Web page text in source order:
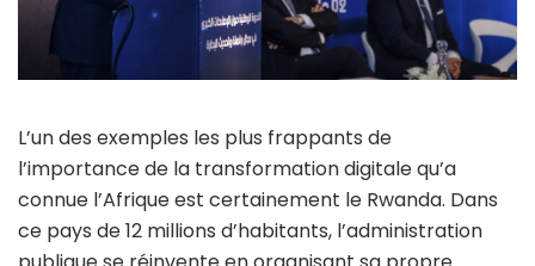
L’un des exemples les plus frappants de
l’importance de la transformation digitale qu’a
connue l’Afrique est certainement le Rwanda. Dans
ce pays de 12 millions d’habitants, l’administration